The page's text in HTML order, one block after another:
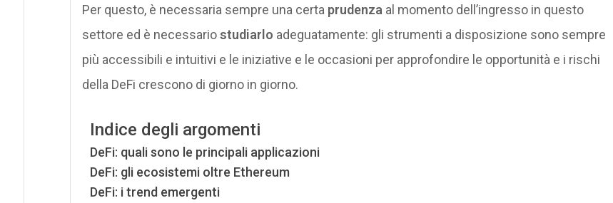
Per questo, è necessaria sempre una certa prudenza al momento dell’ingresso in questo
settore ed è necessariostudiarlo adeguatamente: gli strumenti a disposizione sono sempre
più accessibili e intuitivi e le iniziative e le occasioni per approfondire le opportunità e i rischi
della DeFi crescono di giorno in giorno.
Indice degli argomenti
DeFi: quali sono le principali applicazioni
DeFi: gli ecosistemi oltre Ethereum
DeFi: i trend emergenti